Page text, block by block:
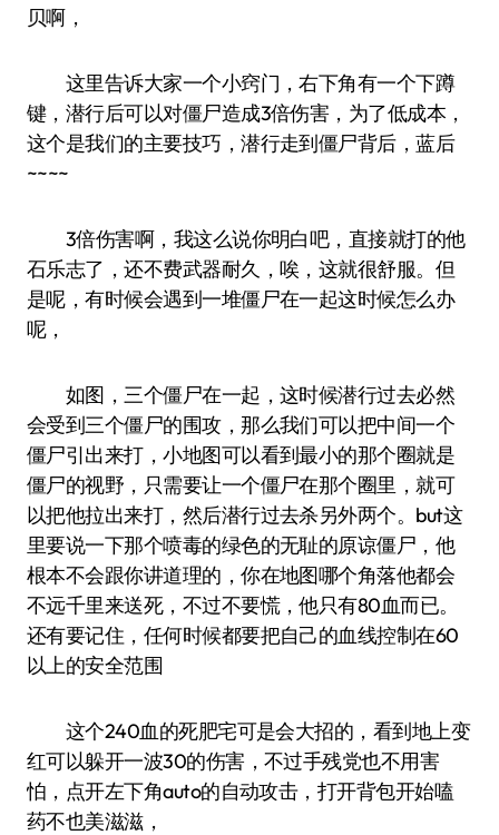
贝啊，
这里告诉大家一个小窍门，右下角有一个下蹲
键，潜行后可以对僵尸造成3倍伤害，为了低成本，
这个是我们的主要技巧，潜行走到僵尸背后，蓝后
~~~~
3倍伤害啊，我这么说你明白吧，直接就打的他
石乐志了，还不费武器耐久，唉，这就很舒服。但
是呢，有时候会遇到一堆僵尸在一起这时候怎么办
呢，
如图，三个僵尸在一起，这时候潜行过去必然
会受到三个僵尸的围攻，那么我们可以把中间一个
僵尸引出来打，小地图可以看到最小的那个圈就是
僵尸的视野，只需要让一个僵尸在那个圈里，就可
以把他拉出来打，然后潜行过去杀另外两个。but这
里要说一下那个喷毒的绿色的无耻的原谅僵尸，他
根本不会跟你讲道理的，你在地图哪个角落他都会
不远千里来送死，不过不要慌，他只有80血而已。
还有要记住，任何时候都要把自己的血线控制在60
以上的安全范围
这个240血的死肥宅可是会大招的，看到地上变
红可以躲开一波30的伤害，不过手残党也不用害
怕，点开左下角auto的自动攻击，打开背包开始嗑
药不也美滋滋，